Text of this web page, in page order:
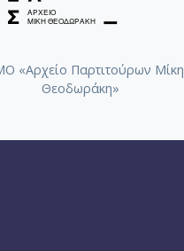
«Αρχείο Παρτιτούρων Μίκη
Θεοδωράκη»